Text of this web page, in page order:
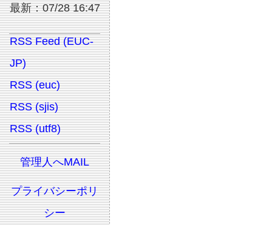
最新：07/28 16:47
RSS Feed (EUC-
JP)
RSS (euc)
RSS (sjis)
RSS (utf8)
管理人へMAIL
プライバシーポリ
シー